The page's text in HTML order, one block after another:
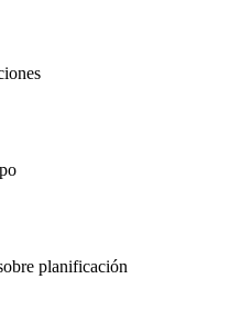
planificación